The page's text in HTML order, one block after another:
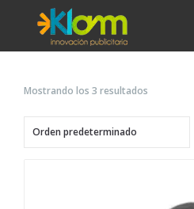
Mostrando los 3 resultados